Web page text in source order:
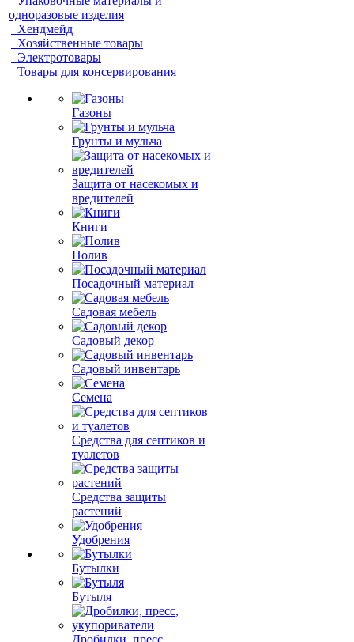
одноразовые изделия
Хендмейд
Хозяйственные товары
Электротовары
Товары для консервирования
Газоны
Грунты и мульча
Защита от насекомых и
вредителей
Книги
Полив
Посадочный материал
Садовая мебель
Садовый декор
Садовый инвентарь
Семена
Средства для септиков и
туалетов
Средства защиты
растений
Удобрения
Бутылки
Бутыля
Дробилки, пресс,